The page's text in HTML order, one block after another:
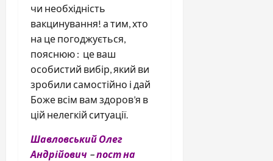
чи необхідність
вакцинування! а тим, хто
на це погоджується,
пояснюю : це ваш
особистий вибір, який ви
зробили самостійно і дай
Боже всім вам здоров’я в
цій нелегкій ситуації.
Шавловський Олег
Андрійович –пост на